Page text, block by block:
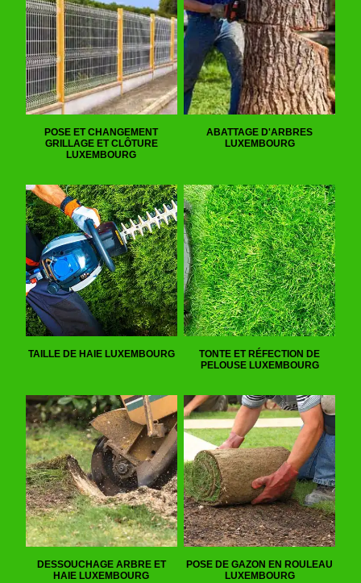
POSE ET CHANGEMENT
GRILLAGE ET CLÔTURE
LUXEMBOURG
ABATTAGE D'ARBRES
LUXEMBOURG
TAILLE DE HAIE LUXEMBOURG
TONTE ET RÉFECTION DE
PELOUSE LUXEMBOURG
DESSOUCHAGE ARBRE ET
HAIE LUXEMBOURG
POSE DE GAZON EN ROULEAU
LUXEMBOURG